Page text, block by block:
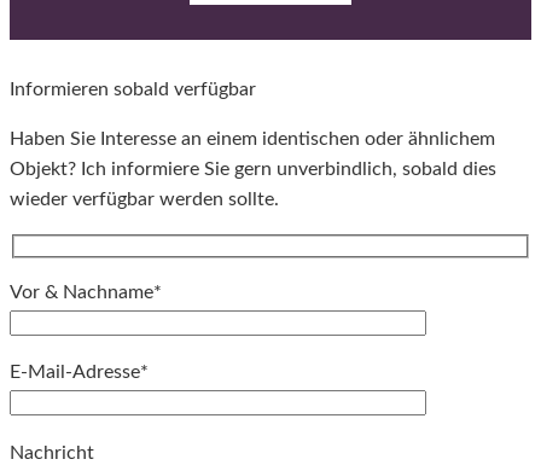
Informieren sobald verfügbar
Haben Sie Interesse an einem identischen oder ähnlichem
Objekt? Ich informiere Sie gern unverbindlich, sobald dies
wieder verfügbar werden sollte.
Vor & Nachname*
E-Mail-Adresse*
Nachricht